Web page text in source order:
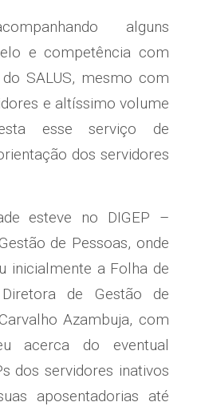
alguns
e competência com
SALUS, mesmo com
e altíssimo volume
esse serviço de
dos servidores
esteve no DIGEP –
de Pessoas, onde
inicialmente a Folha de
de Gestão de
Azambuja, com
acerca do eventual
dos servidores inativos
aposentadorias até